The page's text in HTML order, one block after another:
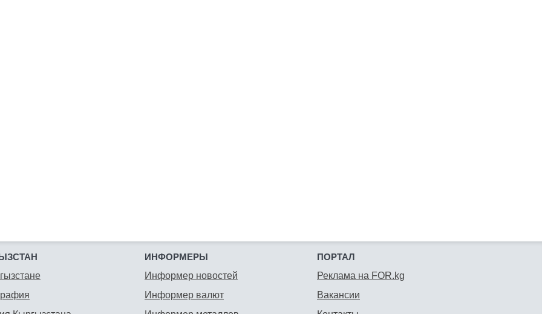
ИНФОРМЕРЫ
Информер новостей
Информер валют
ПОРТАЛ
Реклама на FOR.kg
Вакансии